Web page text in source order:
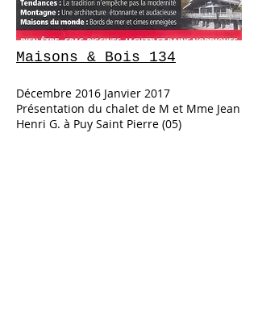
Maisons & Bois 134
Décembre 2016 Janvier 2017
Présentation du chalet de M et Mme Jean
Henri G. à Puy Saint Pierre (05)